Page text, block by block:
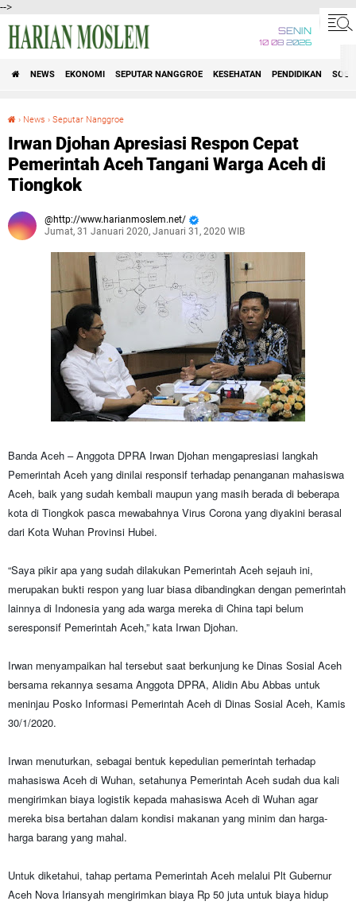
-->
SENIN
10 08 2026
NEWS EKONOMI SEPUTAR NANGGROE KESEHATAN PENDIDIKAN
› News › Seputar Nanggroe
Irwan Djohan Apresiasi Respon Cepat
Pemerintah Aceh Tangani Warga Aceh di
Tiongkok
http://www.harianmoslem.net/
Jumat, 31 Januari 2020, Januari 31, 2020 WIB
Banda Aceh – Anggota DPRA Irwan Djohan mengapresiasi langkah
Pemerintah Aceh yang dinilai responsif terhadap penanganan mahasiswa
Aceh, baik yang sudah kembali maupun yang masih berada di beberapa
kota di Tiongkok pasca mewabahnya Virus Corona yang diyakini berasal
dari Kota Wuhan Provinsi Hubei.
“Saya pikir apa yang sudah dilakukan Pemerintah Aceh sejauh ini,
merupakan bukti respon yang luar biasa dibandingkan dengan pemerintah
lainnya di Indonesia yang ada warga mereka di China tapi belum
seresponsif Pemerintah Aceh,” kata Irwan Djohan.
Irwan menyampaikan hal tersebut saat berkunjung ke Dinas Sosial Aceh
bersama rekannya sesama Anggota DPRA, Alidin Abu Abbas untuk
meninjau Posko Informasi Pemerintah Aceh di Dinas Sosial Aceh, Kamis
30/1/2020.
Irwan menuturkan, sebagai bentuk kepedulian pemerintah terhadap
mahasiswa Aceh di Wuhan, setahunya Pemerintah Aceh sudah dua kali
mengirimkan biaya logistik kepada mahasiswa Aceh di Wuhan agar
mereka bisa bertahan dalam kondisi makanan yang minim dan harga-
harga barang yang mahal.
Untuk diketahui, tahap pertama Pemerintah Aceh melalui Plt Gubernur
Aceh Nova Iriansyah mengirimkan biaya Rp 50 juta untuk biaya hidup